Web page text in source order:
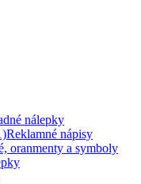
nálepky
Reklamné nápisy
oranmenty a symboly